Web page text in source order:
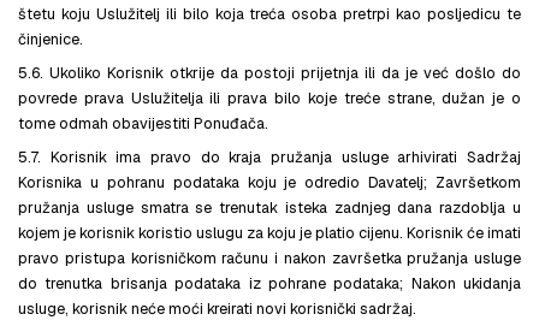
štetu koju Uslužitelj ili bilo koja treća osoba pretrpi kao posljedicu te
činjenice.
5.6. Ukoliko Korisnik otkrije da postoji prijetnja ili da je već došlo do
povrede prava Uslužitelja ili prava bilo koje treće strane, dužan je o
tome odmah obavijestiti Ponuđača.
5.7. Korisnik ima pravo do kraja pružanja usluge arhivirati Sadržaj
Korisnika u pohranu podataka koju je odredio Davatelj; Završetkom
pružanja usluge smatra se trenutak isteka zadnjeg dana razdoblja u
kojem je korisnik koristio uslugu za koju je platio cijenu. Korisnik će imati
pravo pristupa korisničkom računu i nakon završetka pružanja usluge
do trenutka brisanja podataka iz pohrane podataka; Nakon ukidanja
usluge, korisnik neće moći kreirati novi korisnički sadržaj.